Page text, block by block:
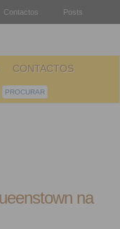
Contactos Posts
CONTACTOS
na